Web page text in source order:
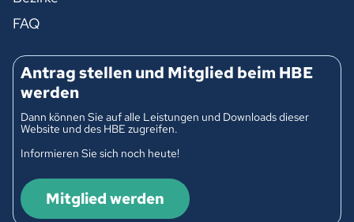
FAQ
Antrag stellen und Mitglied beim HBE
werden
Dann können Sie auf alle Leistungen und Downloads dieser
Website und des HBE zugreifen.
Informieren Sie sich noch heute!
Mitglied werden